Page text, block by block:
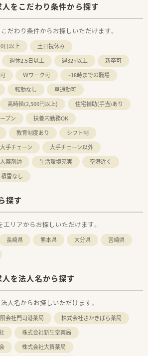
をこだわり条件から探す
だわり条件からお探しいただけます。
日以上
土日祝休み
週休2.5日以上 週32h以上
新卒可
Ｗワーク可
~18時までの職場
転勤なし
車通勤可
高時給(2,500円以上)
住宅補助(手当)あり
プン
扶養内勤務OK
教育制度あり
シフト制
大手チェーン
大手チェーン以外
薬剤師 生活環境充実
空港近く
積雪なし
探す
リアからお探しいただけます。
長崎県 熊本県 大分県
宮崎県
を法人名から探す
人名からお探しいただけます。
会社門司港薬局
株式会社さかきばら薬局
株式会社新生堂薬局
株式会社大賀薬局